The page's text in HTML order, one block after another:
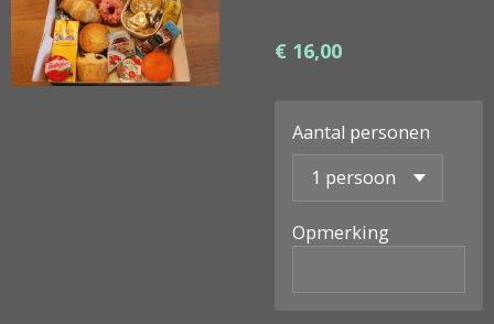
€ 16,00
Aantal personen
Opmerking